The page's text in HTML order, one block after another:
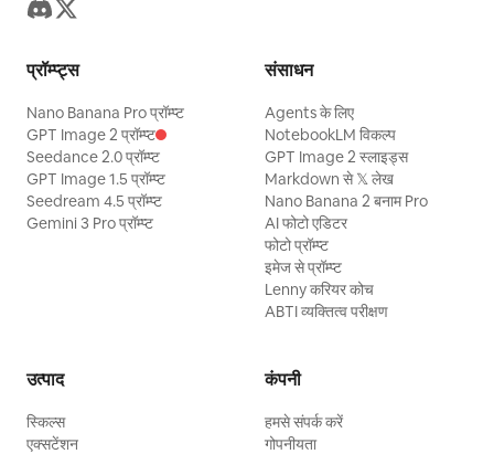
प्रॉम्प्ट्स
Nano Banana Pro प्रॉम्प्ट
GPT Image 2 प्रॉम्प्ट
Seedance 2.0 प्रॉम्प्ट
GPT Image 1.5 प्रॉम्प्ट
Seedream 4.5 प्रॉम्प्ट
Gemini 3 Pro प्रॉम्प्ट
संसाधन
Agents के लिए
NotebookLM विकल्प
GPT Image 2 स्लाइड्स
Markdown से 𝕏 लेख
Nano Banana 2 बनाम Pro
AI फोटो एडिटर
फोटो प्रॉम्प्ट
इमेज से प्रॉम्प्ट
Lenny करियर कोच
ABTI व्यक्तित्व परीक्षण
उत्पाद
स्किल्स
एक्सटेंशन
कंपनी
हमसे संपर्क करें
गोपनीयता